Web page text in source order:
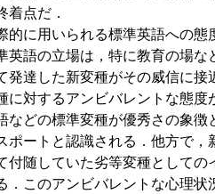
着点だ．
に用いられる標準英語への態
英語の立場は，特に教育の場
発達した新変種がその威信に
に対するアンビバレントな態
などの標準変種が優秀さの象
ポートと認識される．他方で
付随していた劣等変種として
．このアンビバレントな心理状